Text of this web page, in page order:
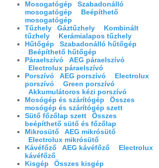
Mosogatógép
Szabadonálló
mosogatógép
Beépíthető
mosogatógép
Tűzhely
Gáztűzhely
Kombinált
tűzhely
Kerámialapos tűzhely
Hűtőgép
Szabadonálló hűtőgép
Beépíthető hűtőgép
Páraelszívó
AEG páraelszívó
Electrolux páraelszívó
Porszívó
AEG porszívó
Electrolux
porszívó
Green porszívó
Akkumulátoros kézi porszívó
Mosógép és szárítógép
Összes
mosógép és szárítógép szett
Sütő főzőlap szett
Összes
beépíthető sütő és főzőlap
Mikrosütő
AEG mikrósütő
Electrolux mikrósütő
Kávéfőző
AEG kávéfőző
Electrolux
kávéfőző
Kisgép
Összes kisgép